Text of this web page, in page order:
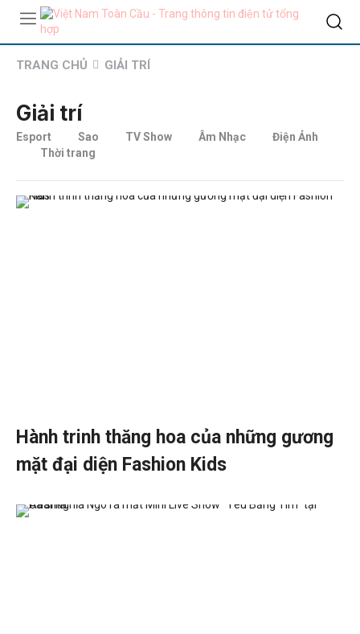
TRANG CHỦ GIẢI TRÍ
Giải trí
Esport Sao TV Show Âm Nhạc
Điện Ảnh
Thời trang
Hành trinh thăng hoa của những gương
mặt đại diện Fashion Kids